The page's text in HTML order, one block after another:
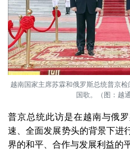
越南国家主席苏霖和俄罗斯总统普京
国歌。（图：越通
普京总统此访是在越南与俄
速、全面发展势头的背景下进
界的和平、合作与发展利益的